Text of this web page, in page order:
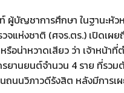
บัญชาการศึกษา ในฐานะหั
วจแห่งชาติ (ศจร.ตร.) เปิดเ
น่าหวาดเสียว ว่า เจ้าหน้าที่
านยนต์จำนวน 4 ราย ที่รวม
นวิภาวดีรังสิต หลังมีการเ